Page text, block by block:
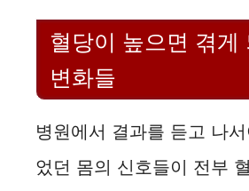
e
o
혈당이 높으면 겪게
변화들
병원에서 결과를 듣고 나
었던 몸의 신호들이 전부